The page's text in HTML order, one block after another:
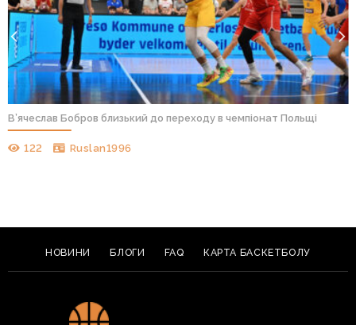
В’ячеслав Бобров близький до переходу в чемпіонат Польщі
122 Ruslan1996
НОВИНИ БЛОГИ FAQ КАРТА БАСКЕТБОЛУ